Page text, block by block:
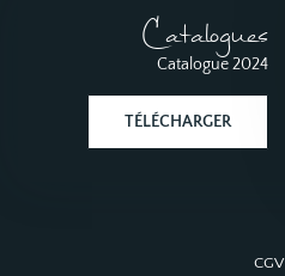
Catalogues
Catalogue 2024
TÉLÉCHARGER
CGV